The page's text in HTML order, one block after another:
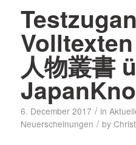
人物叢書
6. December 2017 / in
Neuerscheinungen / by